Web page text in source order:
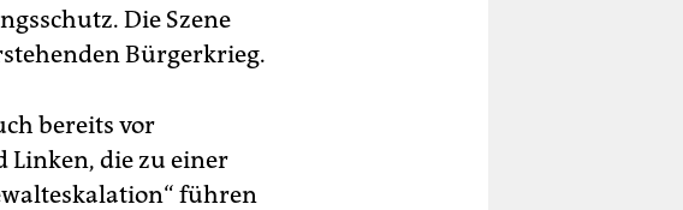
Die Szene
Bürgerkrieg.
bereits vor
Linken, die zu einer
führen